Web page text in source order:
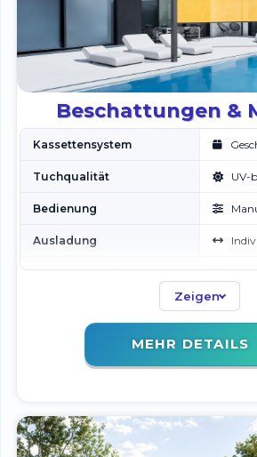
Beschattungen &
Kassettensystem
Tuchqualität UV-
Bedienung
Ausladung
Witterungsschutz
Regen
Zeigen
MEHR DETAILS